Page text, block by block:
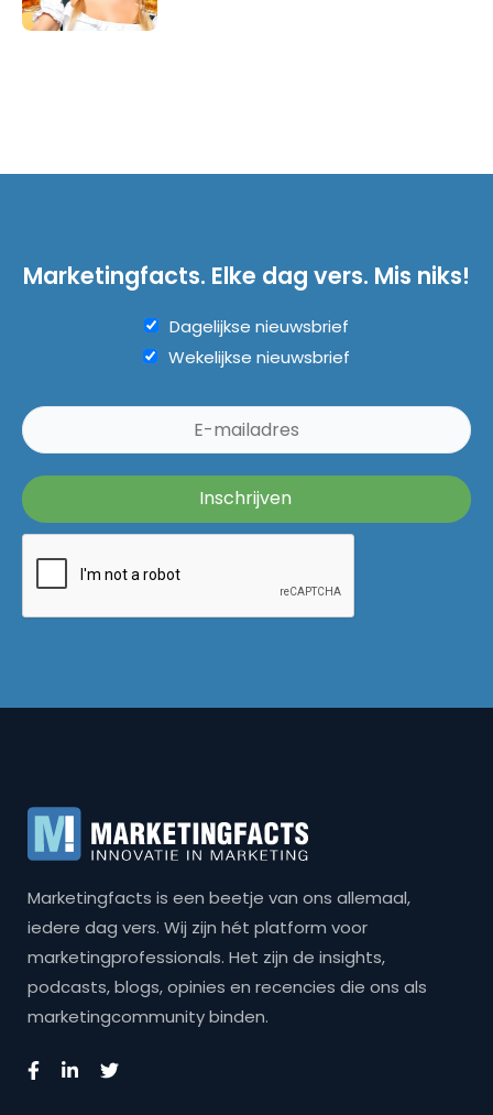
Marketingfacts. Elke dag vers. Mis niks!
Dagelijkse nieuwsbrief
Wekelijkse nieuwsbrief
Marketingfacts is een beetje van ons allemaal,
iedere dag vers. Wij zijn hét platform voor
marketingprofessionals. Het zijn de insights,
podcasts, blogs, opinies en recencies die ons als
marketingcommunity binden.